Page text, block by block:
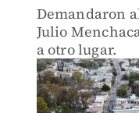
Demandaron
Julio
a otro lugar.